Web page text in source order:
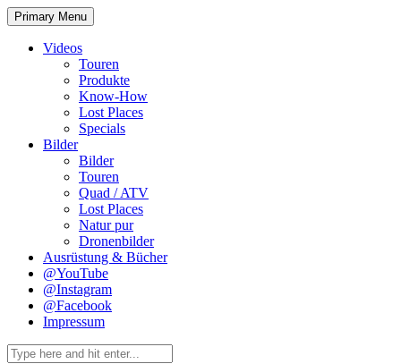
Skip
to
content
Primary Menu
Videos
Touren
Produkte
Know-How
Lost Places
Specials
Bilder
Bilder
Touren
Quad / ATV
Lost Places
Natur pur
Dronenbilder
Ausrüstung & Bücher
@YouTube
@Instagram
@Facebook
Impressum
Search